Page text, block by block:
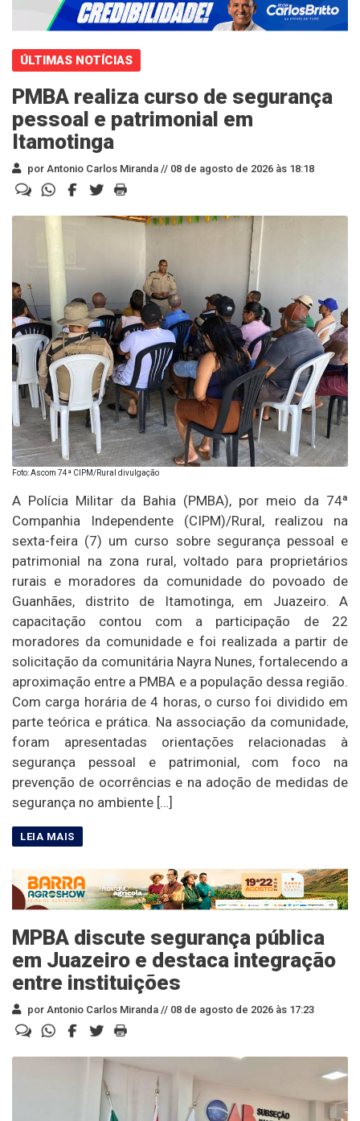
ÚLTIMAS NOTÍCIAS
PMBA realiza curso de segurança
pessoal e patrimonial em
Itamotinga
por Antonio Carlos Miranda // 08 de agosto de 2026 às 18:18
Foto: Ascom 74ª CIPM/Rural divulgação
A Polícia Militar da Bahia (PMBA), por meio da 74ª
Companhia Independente (CIPM)/Rural, realizou na
sexta-feira (7) um curso sobre segurança pessoal e
patrimonial na zona rural, voltado para proprietários
rurais e moradores da comunidade do povoado de
Guanhães, distrito de Itamotinga, em Juazeiro. A
capacitação contou com a participação de 22
moradores da comunidade e foi realizada a partir de
solicitação da comunitária Nayra Nunes, fortalecendo a
aproximação entre a PMBA e a população dessa região.
Com carga horária de 4 horas, o curso foi dividido em
parte teórica e prática. Na associação da comunidade,
foram apresentadas orientações relacionadas à
segurança pessoal e patrimonial, com foco na
prevenção de ocorrências e na adoção de medidas de
segurança no ambiente […]
MPBA discute segurança pública
em Juazeiro e destaca integração
entre instituições
por Antonio Carlos Miranda // 08 de agosto de 2026 às 17:23